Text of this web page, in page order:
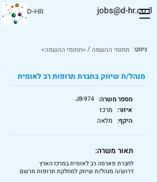
D-HR jobs@d-hr.co.il
ניווט: /<תחומי ההשמה> תחומי ההשמה
מנהל/ת שיווק בחברת תרופות רב לאומית
JB-974 מספר משרה:
איזור: מרכז
היקף: מלאה
תאור משרה:
לחברת פארמה רב לאומית במרכז הארץ
דרוש/ה מנהל/ת שיווק למחלקת תרופות מרשם